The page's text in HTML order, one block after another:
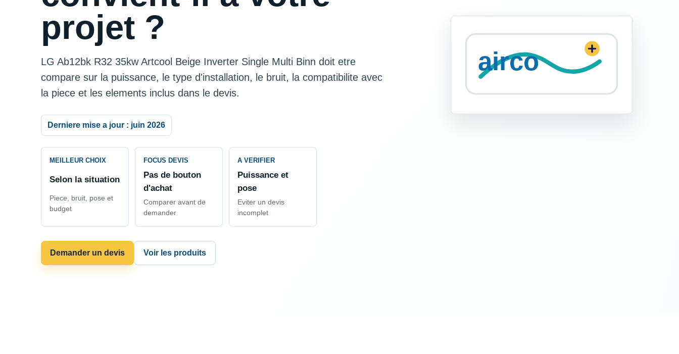
projet ?
LG Ab12bk R32 35kw Artcool Beige Inverter Single Multi Binn doit etre
compare sur la puissance, le type d'installation, le bruit, la compatibilite avec
la piece et les elements inclus dans le devis.
Derniere mise a jour : juin 2026
MEILLEUR CHOIX
Selon la situation
Piece, bruit, pose et
budget
FOCUS DEVIS
Pas de bouton
d'achat
Comparer avant de
demander
A VERIFIER
Puissance et
pose
Eviter un devis
incomplet
Demander un devis Voir les produits